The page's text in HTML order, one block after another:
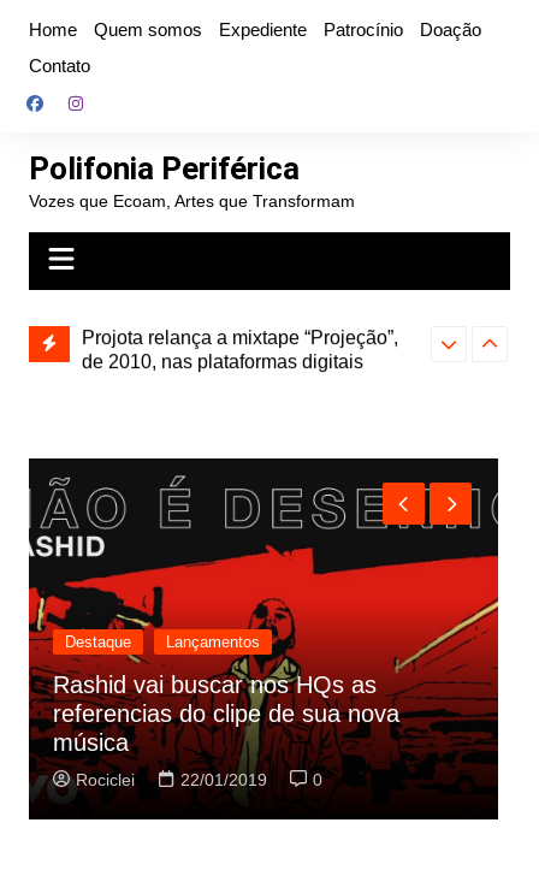
conteúdo
Home Quem somos Expediente Patrocínio
Doação
Contato
Polifonia Periférica
Vozes que Ecoam, Artes que Transformam
e abre
autoral,
Projota relança a mixtape “Projeção”,
de 2010, nas plataformas digitais
Farofa
Destaque Lançamentos
Rashid vai buscar nos HQs as
referencias do clipe de sua nova
música
Rociclei 22/01/2019 0